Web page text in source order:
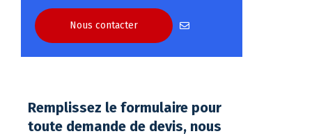
Nous contacter
Remplissez le formulaire pour
toute demande de devis, nous